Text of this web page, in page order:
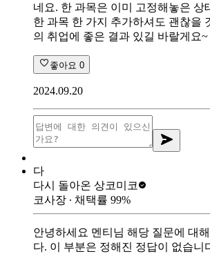
네요. 한 과목은 이미 고정해놓은 상
한 과목 한 가지 추가하셔도 괜찮을
의 취업에 좋은 결과 있길 바랄게요~
좋아요 0
2024.09.20
다
다시 돌아온 상코미코
코사장 ∙ 채택률 99%
안녕하세요 멘티님 해당 질문에 대
다. 이 부분은 정해진 정답이 없습니